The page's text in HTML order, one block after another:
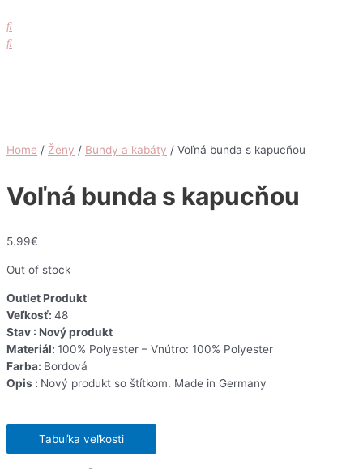
Home / Ženy / Bundy a kabáty / Voľná bunda s kapucňou
Voľná bunda s kapucňou
5.99€
Out of stock
Outlet Produkt
Veľkosť: 48
Stav : Nový produkt
Materiál: 100% Polyester – Vnútro: 100% Polyester
Farba: Bordová
Opis : Nový produkt so štítkom. Made in Germany
Tabuľka veľkosti